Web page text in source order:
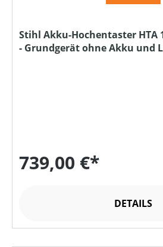
Stihl Akku-Hochentaster HTA
- Grundgerät ohne Akku und
739,00 €*
DETAILS